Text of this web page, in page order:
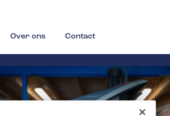
Over ons Contact